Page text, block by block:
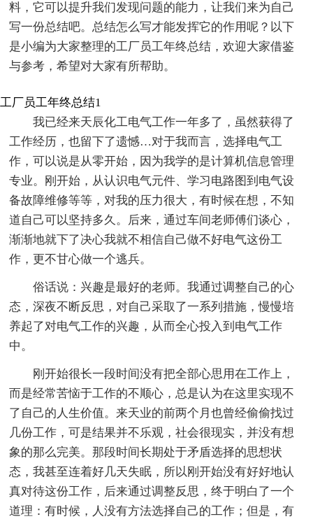
料，它可以提升我们发现问题的能力，让我们来为自己
写一份总结吧。总结怎么写才能发挥它的作用呢？以下
是小编为大家整理的工厂员工年终总结，欢迎大家借鉴
与参考，希望对大家有所帮助。
工厂员工年终总结1
我已经来天辰化工电气工作一年多了，虽然获得了
工作经历，也留下了遗憾…对于我而言，选择电气工
作，可以说是从零开始，因为我学的是计算机信息管理
专业。刚开始，从认识电气元件、学习电路图到电气设
备故障维修等等，对我的压力很大，有时候在想，不知
道自己可以坚持多久。后来，通过车间老师傅们谈心，
渐渐地就下了决心我就不相信自己做不好电气这份工
作，更不甘心做一个逃兵。
俗话说：兴趣是最好的老师。我通过调整自己的心
态，深夜不断反思，对自己采取了一系列措施，慢慢培
养起了对电气工作的兴趣，从而全心投入到电气工作
中。
刚开始很长一段时间没有把全部心思用在工作上，
而是经常苦恼于工作的不顺心，总是认为在这里实现不
了自己的人生价值。来天业的前两个月也曾经偷偷找过
几份工作，可是结果并不乐观，社会很现实，并没有想
象的那么完美。那段时间长期处于矛盾选择的思想状
态，我甚至连着好几天失眠，所以刚开始没有好好地认
真对待这份工作，后来通过调整反思，终于明白了一个
道理：有时候，人没有方法选择自己的工作；但是，有